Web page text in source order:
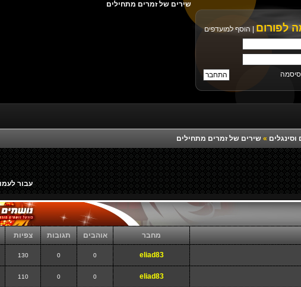
לפורום
הוסף למועדפים
שירים של זמרים מתחילים
וסינגלים » שירים של זמרים מתחילים
עבור
מחבר אוהבים תגובות צפיות
eliad83
0
0
130
eliad83
0
0
110